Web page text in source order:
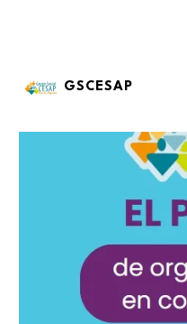
GSCESAP